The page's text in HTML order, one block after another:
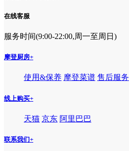
在线客服
服务时间(9:00-22:00,周一至周日)
摩登厨房+
使用&保养 摩登菜谱 售后服务
线上购买+
天猫 京东 阿里巴巴
联系我们+